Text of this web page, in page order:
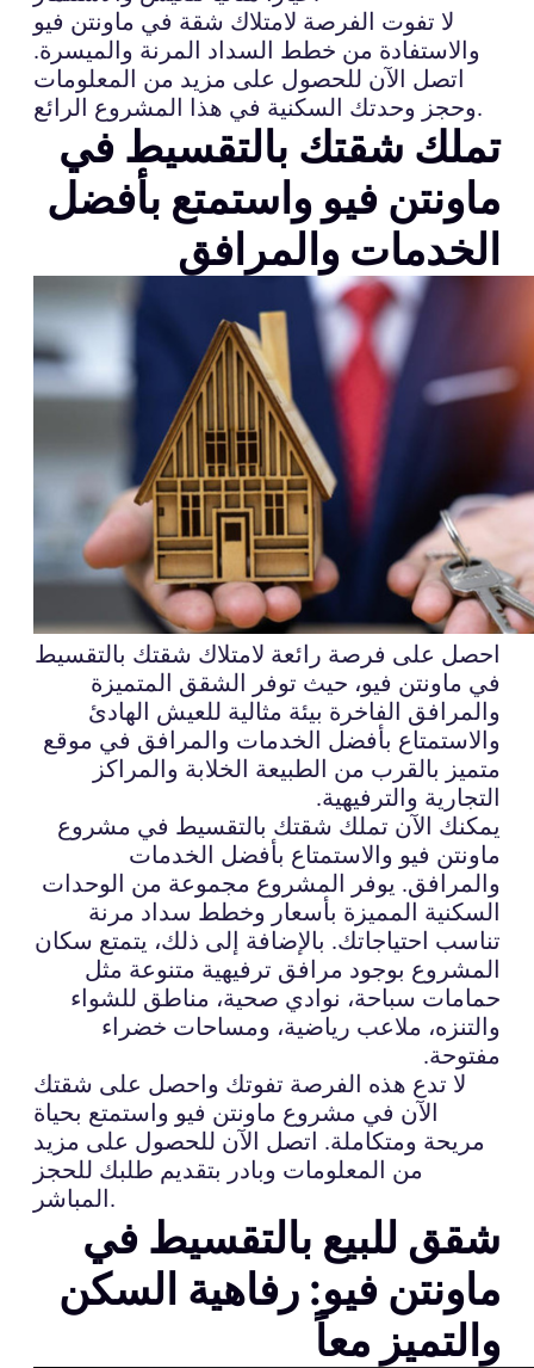
لا تفوت الفرصة لامتلاك شقة في ماونتن فيو
والاستفادة من خطط السداد المرنة والميسرة.
اتصل الآن للحصول على مزيد من المعلومات
وحجز وحدتك السكنية في هذا المشروع الرائع.
تملك شقتك بالتقسيط في
ماونتن فيو واستمتع بأفضل
الخدمات والمرافق
احصل على فرصة رائعة لامتلاك شقتك بالتقسيط
في ماونتن فيو، حيث توفر الشقق المتميزة
والمرافق الفاخرة بيئة مثالية للعيش الهادئ
والاستمتاع بأفضل الخدمات والمرافق في موقع
متميز بالقرب من الطبيعة الخلابة والمراكز
التجارية والترفيهية.
يمكنك الآن تملك شقتك بالتقسيط في مشروع
ماونتن فيو والاستمتاع بأفضل الخدمات
والمرافق. يوفر المشروع مجموعة من الوحدات
السكنية المميزة بأسعار وخطط سداد مرنة
تناسب احتياجاتك. بالإضافة إلى ذلك، يتمتع سكان
المشروع بوجود مرافق ترفيهية متنوعة مثل
حمامات سباحة، نوادي صحية، مناطق للشواء
والتنزه، ملاعب رياضية، ومساحات خضراء
مفتوحة.
لا تدع هذه الفرصة تفوتك واحصل على شقتك
الآن في مشروع ماونتن فيو واستمتع بحياة
مريحة ومتكاملة. اتصل الآن للحصول على مزيد
من المعلومات وبادر بتقديم طلبك للحجز
المباشر.
شقق للبيع بالتقسيط في
ماونتن فيو: رفاهية السكن
والتميز معاً